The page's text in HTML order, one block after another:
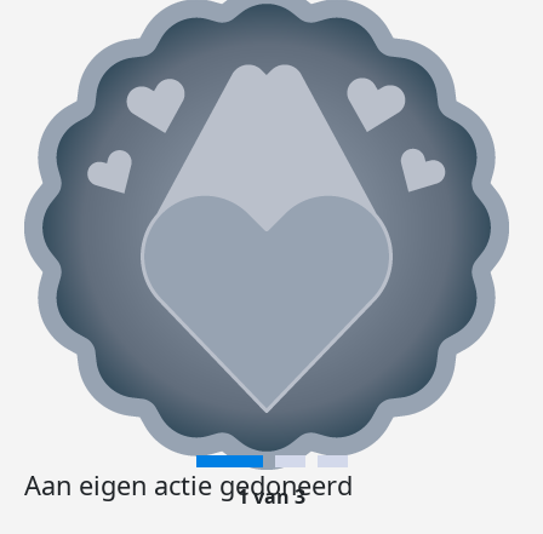
Aan eigen actie gedoneerd
1 van 3